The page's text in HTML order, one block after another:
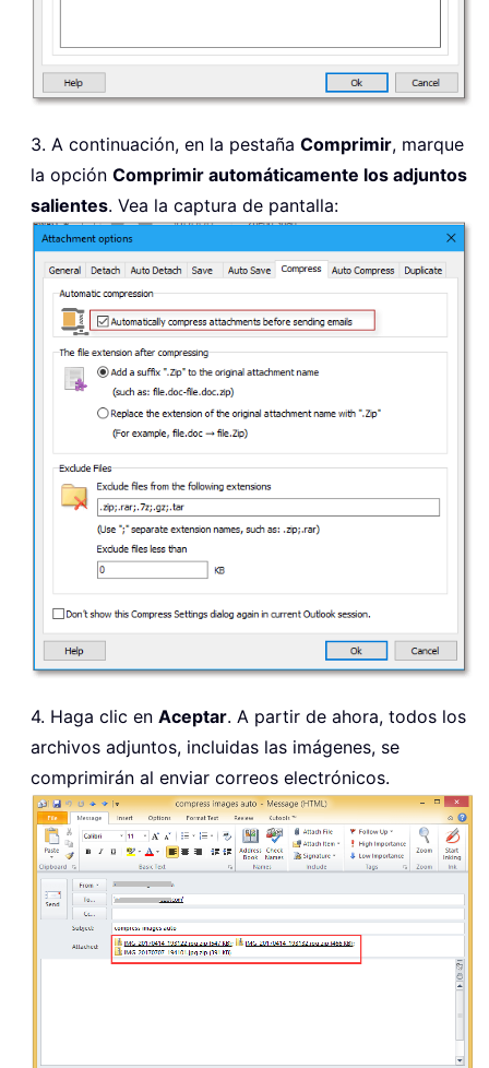
3. A continuación, en la pestaña Comprimir, marque
la opción Comprimir automáticamente los adjuntos
salientes. Vea la captura de pantalla:
4. Haga clic en Aceptar. A partir de ahora, todos los
archivos adjuntos, incluidas las imágenes, se
comprimirán al enviar correos electrónicos.